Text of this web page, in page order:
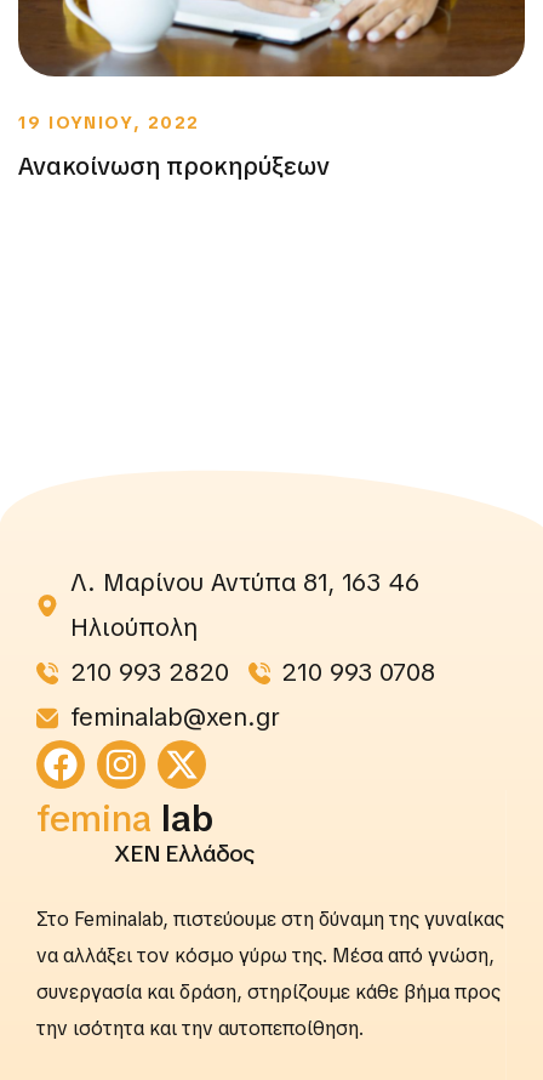
19 ΙΟΥΝΙΟΥ, 2022
Ανακοίνωση προκηρύξεων
Λ. Μαρίνου Αντύπα 81, 163 46
Ηλιούπολη
210 993 2820
210 993 0708
feminalab@xen.gr
femina lab
ΧΕΝ Ελλάδος
Στο Feminalab, πιστεύουμε στη δύναμη της γυναίκας
να αλλάξει τον κόσμο γύρω της. Μέσα από γνώση,
συνεργασία και δράση, στηρίζουμε κάθε βήμα προς
την ισότητα και την αυτοπεποίθηση.